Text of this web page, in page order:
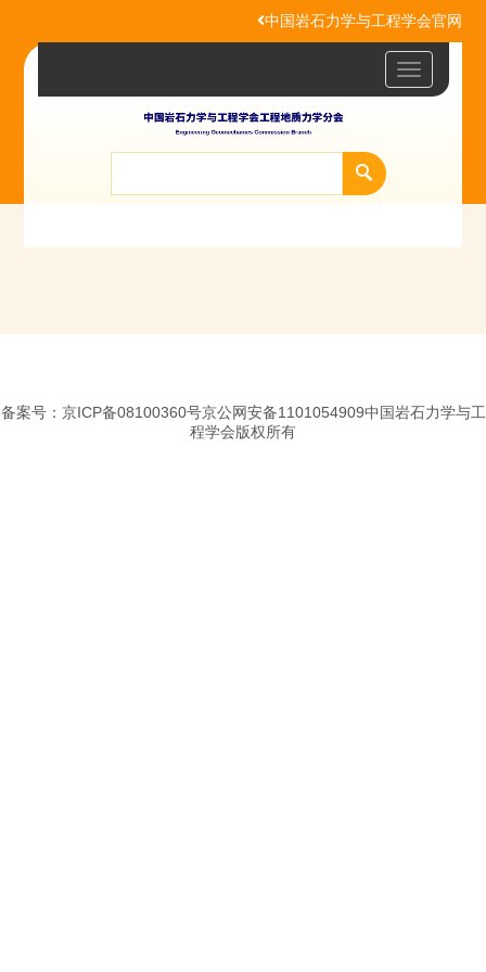
中国岩石力学与工程学会官网
Toggle
备案号：京ICP备08100360号京公网安备1101054909中国岩石力学与工
程学会版权所有